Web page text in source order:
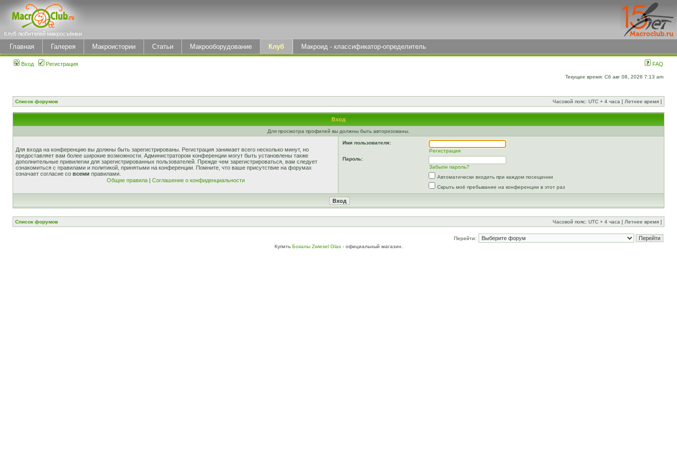
Главная Галерея Макроистории Статьи Макрооборудование Клуб Макроид - классификатор-определитель
Вход Регистрация FAQ
Текущее время: Сб авг 08, 2026 7:13 am
Список форумов Часовой пояс: UTC + 4 часа [ Летнее время ]
Вход
Для просмотра профилей вы должны быть авторизованы.
Для входа на конференцию вы должны быть зарегистрированы. Регистрация занимает всего несколько минут, но
предоставляет вам более широкие возможности. Администратором конференции могут быть установлены также
дополнительные привилегии для зарегистрированных пользователей. Прежде чем зарегистрироваться, вам следует
ознакомиться с правилами и политикой, принятыми на конференции. Помните, что ваше присутствие на форумах
означает согласие со всеми правилами.
Общие правила| Соглашение о конфиденциальности
Имя пользователя:
Регистрация
Пароль:
Забыли пароль?
Автоматически входить при каждом посещении
Скрыть моё пребывание на конференции в этот раз
Список форумов Часовой пояс: UTC + 4 часа [ Летнее время ]
Перейти:
Купить Бокалы Zwiesel Glas - официальный магазин.